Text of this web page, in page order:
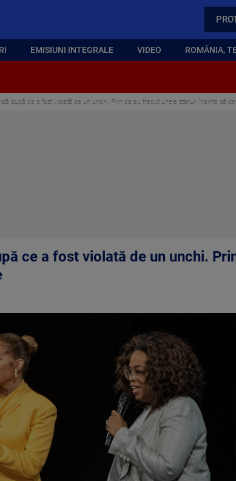
EMISIUNI INTEGRALE VIDEO ROMÂNIA,
după ce a fost violată de un unchi. Prin ce au trecut unele staruri înainte să
ce a fost violată de un unchi.